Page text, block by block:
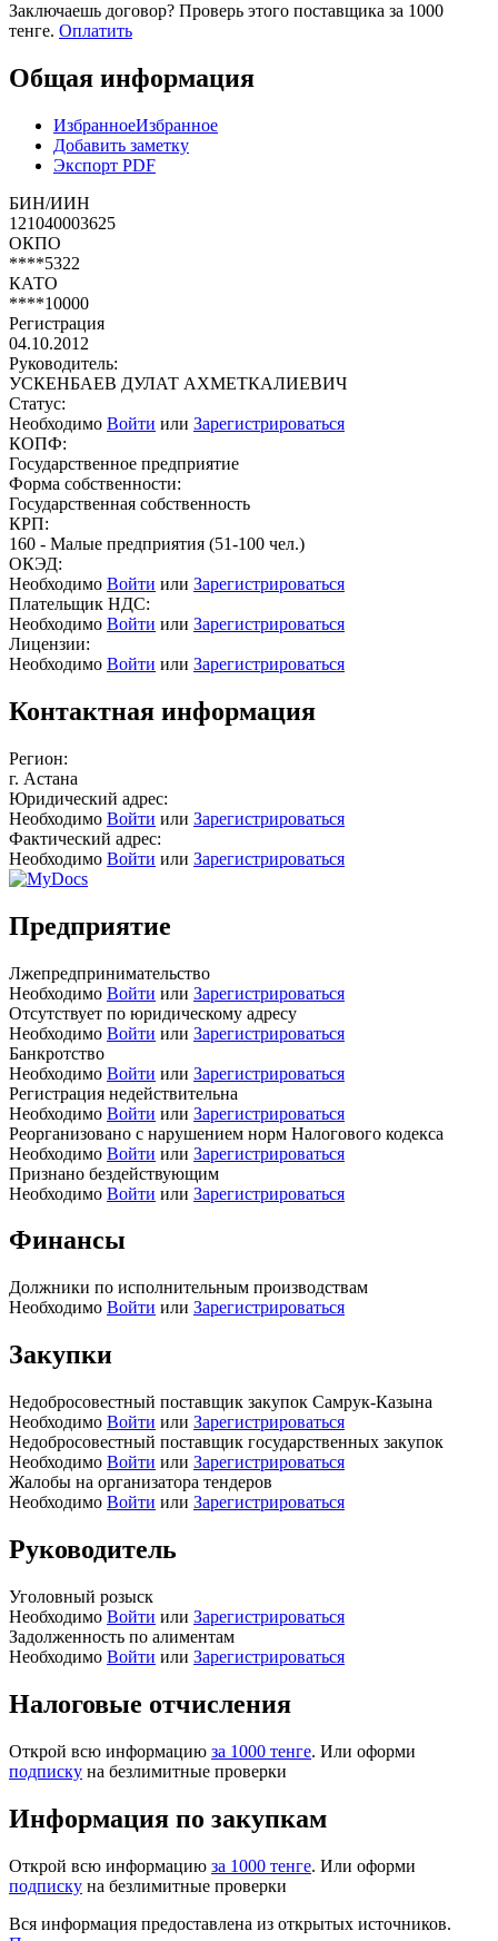
Заключаешь договор? Проверь этого поставщика за 1000
тенге. Оплатить
Общая информация
ИзбранноеИзбранное
Добавить заметку
Экспорт PDF
БИН/ИИН
121040003625
ОКПО
****5322
КАТО
****10000
Регистрация
04.10.2012
Руководитель:
УСКЕНБАЕВ ДУЛАТ АХМЕТКАЛИЕВИЧ
Статус:
Необходимо Войти или Зарегистрироваться
КОПФ:
Государственное предприятие
Форма собственности:
Государственная собственность
КРП:
160 - Малые предприятия (51-100 чел.)
ОКЭД:
Необходимо Войти или Зарегистрироваться
Плательщик НДС:
Необходимо Войти или Зарегистрироваться
Лицензии:
Необходимо Войти или Зарегистрироваться
Контактная информация
Регион:
г. Астана
Юридический адрес:
Необходимо Войти или Зарегистрироваться
Фактический адрес:
Необходимо Войти или Зарегистрироваться
Предприятие
Лжепредпринимательство
Необходимо Войти или Зарегистрироваться
Отсутствует по юридическому адресу
Необходимо Войти или Зарегистрироваться
Банкротство
Необходимо Войти или Зарегистрироваться
Регистрация недействительна
Необходимо Войти или Зарегистрироваться
Реорганизовано с нарушением норм Налогового кодекса
Необходимо Войти или Зарегистрироваться
Признано бездействующим
Необходимо Войти или Зарегистрироваться
Финансы
Должники по исполнительным производствам
Необходимо Войти или Зарегистрироваться
Закупки
Недобросовестный поставщик закупок Самрук-Казына
Необходимо Войти или Зарегистрироваться
Недобросовестный поставщик государственных закупок
Необходимо Войти или Зарегистрироваться
Жалобы на организатора тендеров
Необходимо Войти или Зарегистрироваться
Руководитель
Уголовный розыск
Необходимо Войти или Зарегистрироваться
Задолженность по алиментам
Необходимо Войти или Зарегистрироваться
Налоговые отчисления
Открой всю информацию за 1000 тенге. Или оформи
подписку на безлимитные проверки
Информация по закупкам
Открой всю информацию за 1000 тенге. Или оформи
подписку на безлимитные проверки
Вся информация предоставлена из открытых источников.